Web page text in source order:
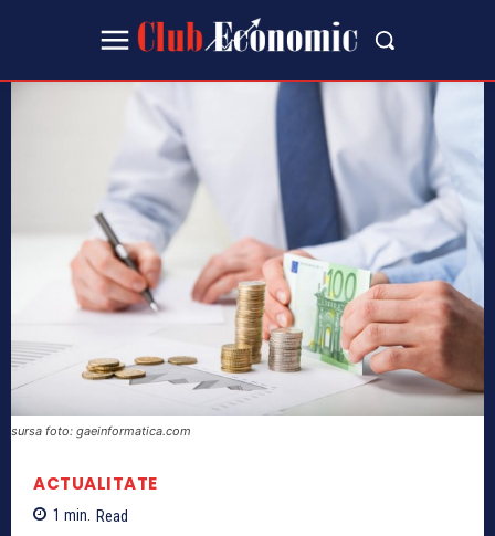
sursa foto: gaeinformatica.com
ACTUALITATE
1 min. Read